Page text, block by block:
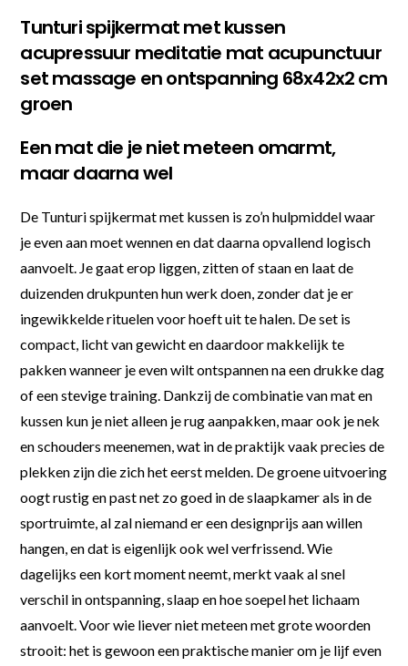
Tunturi spijkermat met kussen
acupressuur meditatie mat acupunctuur
set massage en ontspanning 68x42x2 cm
groen
Een mat die je niet meteen omarmt,
maar daarna wel
De Tunturi spijkermat met kussen is zo’n hulpmiddel waar
je even aan moet wennen en dat daarna opvallend logisch
aanvoelt. Je gaat erop liggen, zitten of staan en laat de
duizenden drukpunten hun werk doen, zonder dat je er
ingewikkelde rituelen voor hoeft uit te halen. De set is
compact, licht van gewicht en daardoor makkelijk te
pakken wanneer je even wilt ontspannen na een drukke dag
of een stevige training. Dankzij de combinatie van mat en
kussen kun je niet alleen je rug aanpakken, maar ook je nek
en schouders meenemen, wat in de praktijk vaak precies de
plekken zijn die zich het eerst melden. De groene uitvoering
oogt rustig en past net zo goed in de slaapkamer als in de
sportruimte, al zal niemand er een designprijs aan willen
hangen, en dat is eigenlijk ook wel verfrissend. Wie
dagelijks een kort moment neemt, merkt vaak al snel
verschil in ontspanning, slaap en hoe soepel het lichaam
aanvoelt. Voor wie liever niet meteen met grote woorden
strooit: het is gewoon een praktische manier om je lijf even